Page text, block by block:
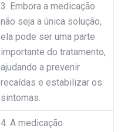
3. Embora a medicação
não seja a única solução,
ela pode ser uma parte
importante do tratamento,
ajudando a prevenir
recaídas e estabilizar os
sintomas.
4. A medicação